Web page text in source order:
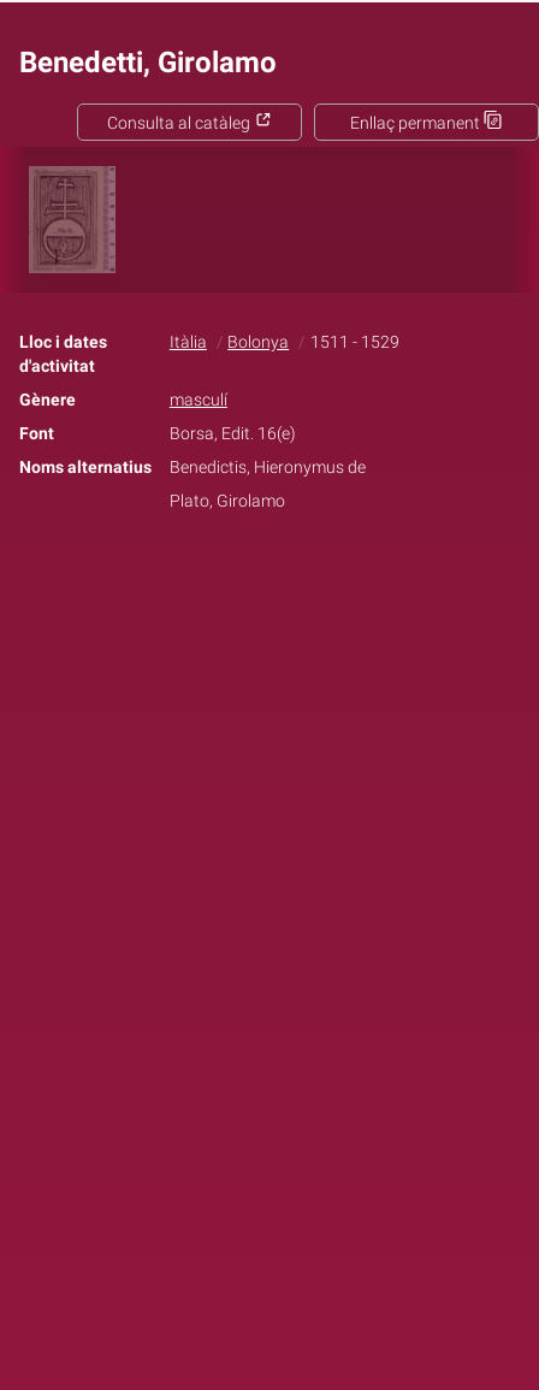
Benedetti, Girolamo
Enllaç permanent
Consulta al catàleg
Lloc i dates
d'activitat
Itàlia Bolonya 1511 - 1529
Gènere
masculí
Font
Borsa, Edit. 16(e)
Noms alternatius
Benedictis, Hieronymus de
Plato, Girolamo